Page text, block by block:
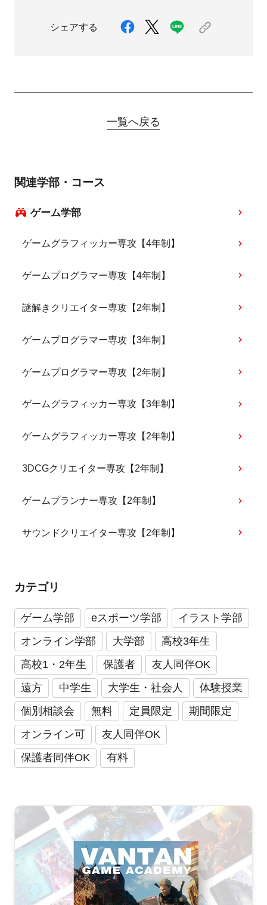
シェアする
一覧へ戻る
関連学部・コース
ゲーム学部
ゲームグラフィッカー専攻【4年制】
ゲームプログラマー専攻【4年制】
謎解きクリエイター専攻【2年制】
ゲームプログラマー専攻【3年制】
ゲームプログラマー専攻【2年制】
ゲームグラフィッカー専攻【3年制】
ゲームグラフィッカー専攻【2年制】
3DCGクリエイター専攻【2年制】
ゲームプランナー専攻【2年制】
サウンドクリエイター専攻【2年制】
カテゴリ
ゲーム学部 eスポーツ学部
イラスト学部
オンライン学部
大学部
高校3年生
高校1・2年生
保護者
友人同伴OK
遠方
中学生 大学生・社会人
体験授業
個別相談会
無料 定員限定
期間限定
オンライン可
友人同伴OK
保護者同伴OK
有料